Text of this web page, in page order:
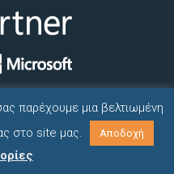
Azure
παρέχουμε μια βελτιωμένη
στο site μας.
Αποδοχή